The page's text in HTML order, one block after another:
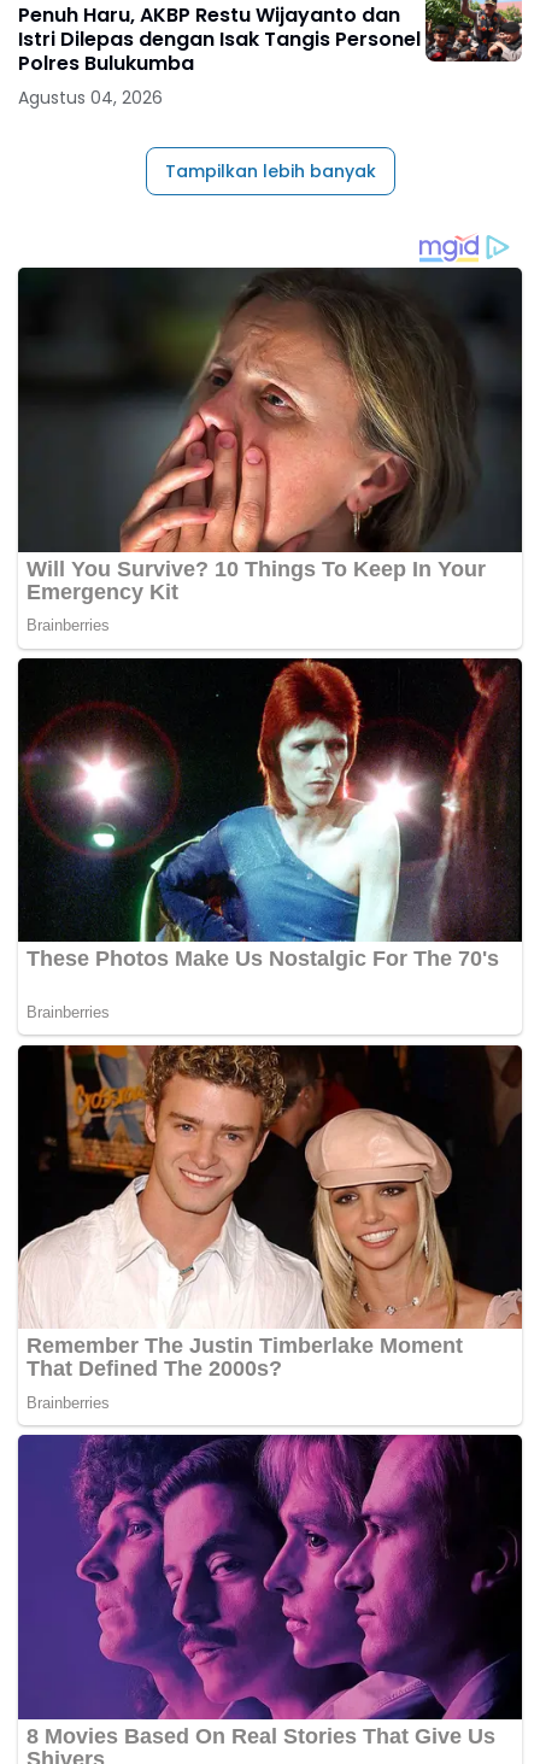
Penuh Haru, AKBP Restu Wijayanto dan
Istri Dilepas dengan Isak Tangis Personel
Polres Bulukumba
Agustus 04, 2026
Tampilkan lebih banyak